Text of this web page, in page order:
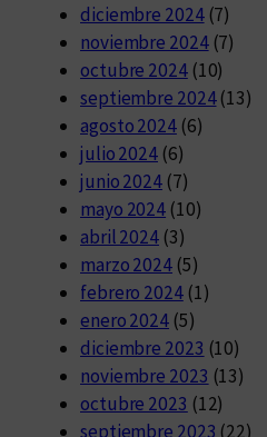
diciembre 2024(7)
noviembre 2024(7)
octubre 2024(10)
septiembre 2024(13)
agosto 2024(6)
julio 2024 (6)
junio 2024 (7)
mayo 2024 (10)
abril 2024 (3)
marzo 2024 (5)
febrero 2024(1)
enero 2024 (5)
diciembre 2023 (10)
noviembre 2023 (13)
octubre 2023 (12)
septiembre 2023 (22)